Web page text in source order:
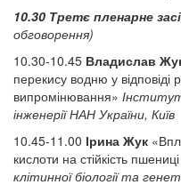
10.30 Третє пленарне
обговорення)
10.30-10.45 Владислав
перекису водню у
випромінювання» Інститут
інженерії НАН України, Київ
10.45-11.00 Ірина Жук
кислоти на стійкість
клітинної біології та